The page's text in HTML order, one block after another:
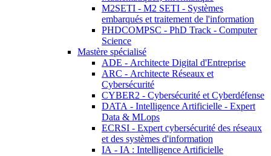
M2SETI - M2 SETI - Systèmes
embarqués et traitement de l'information
PHDCOMPSC - PhD Track - Computer
Science
Mastère spécialisé
ADE - Architecte Digital d'Entreprise
ARC - Architecte Réseaux et
Cybersécurité
CYBER2 - Cybersécurité et Cyberdéfense
DATA - Intelligence Artificielle - Expert
Data & MLops
ECRSI - Expert cybersécurité des réseaux
et des systèmes d'information
IA - IA : Intelligence Artificielle